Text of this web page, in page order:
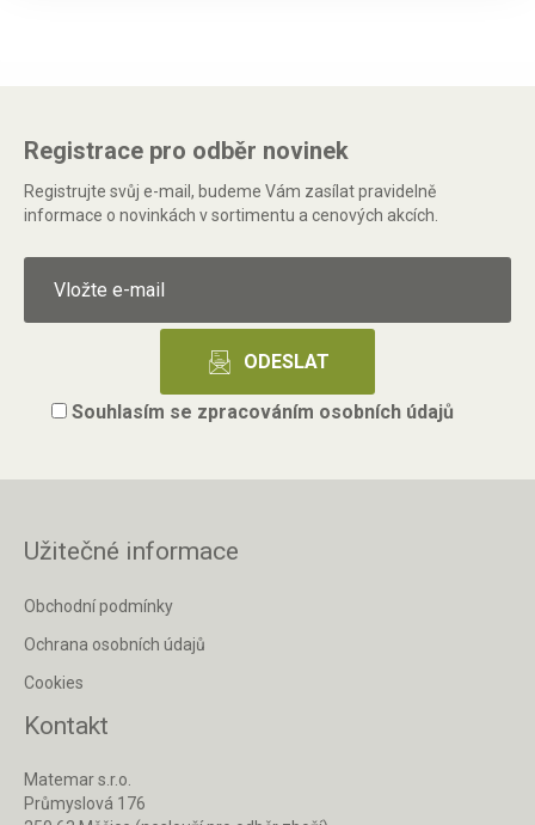
Registrace pro odběr novinek
Registrujte svůj e-mail, budeme Vám zasílat pravidelně
informace o novinkách v sortimentu a cenových akcích.
Souhlasím se zpracováním osobních údajů
Užitečné informace
Obchodní podmínky
Ochrana osobních údajů
Cookies
Kontakt
Matemar s.r.o.
Průmyslová 176